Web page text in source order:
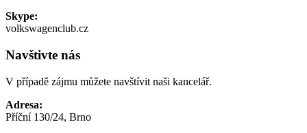
Skype:
volkswagenclub.cz
Navštivte nás
V případě zájmu můžete navštívit naši kancelář.
Adresa:
Příční 130/24, Brno